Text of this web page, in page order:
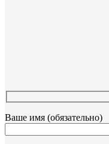
Ваше имя (обязательно)